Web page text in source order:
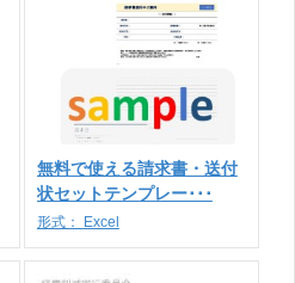
無料で使える請求書・送付
状セットテンプレー･･･
形式： Excel